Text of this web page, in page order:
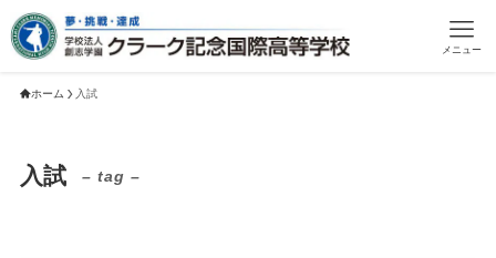
メニュー
ホーム 入試
入試 – tag –